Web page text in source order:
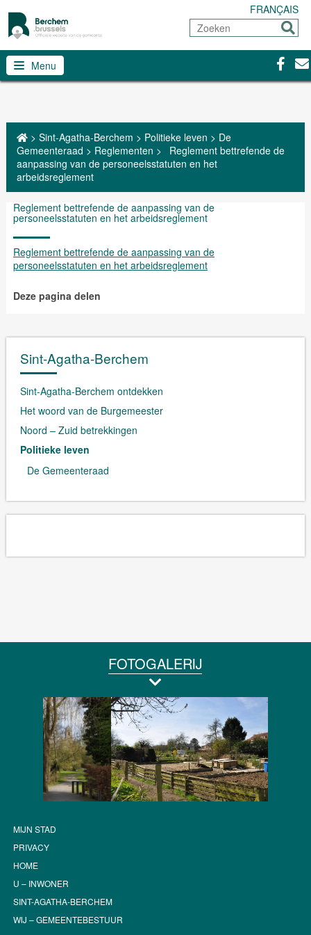
FRANÇAIS
Zoeken
Sturen
Menu
> Sint-Agatha-Berchem > Politieke leven > De
Gemeenteraad > Reglementen >
Reglement bettrefende de
aanpassing van de personeelsstatuten en het
arbeidsreglement
Reglement bettrefende de aanpassing van de
personeelsstatuten en het arbeidsreglement
Reglement bettrefende de aanpassing van de
personeelsstatuten en het arbeidsreglement
Deze pagina delen
Sint-Agatha-Berchem
Sint-Agatha-Berchem ontdekken
Het woord van de Burgemeester
Noord – Zuid betrekkingen
Politieke leven
De Gemeenteraad
FOTOGALERIJ
MIJN STAD
PRIVACY
HOME
U – INWONER
SINT-AGATHA-BERCHEM
WIJ – GEMEENTEBESTUUR